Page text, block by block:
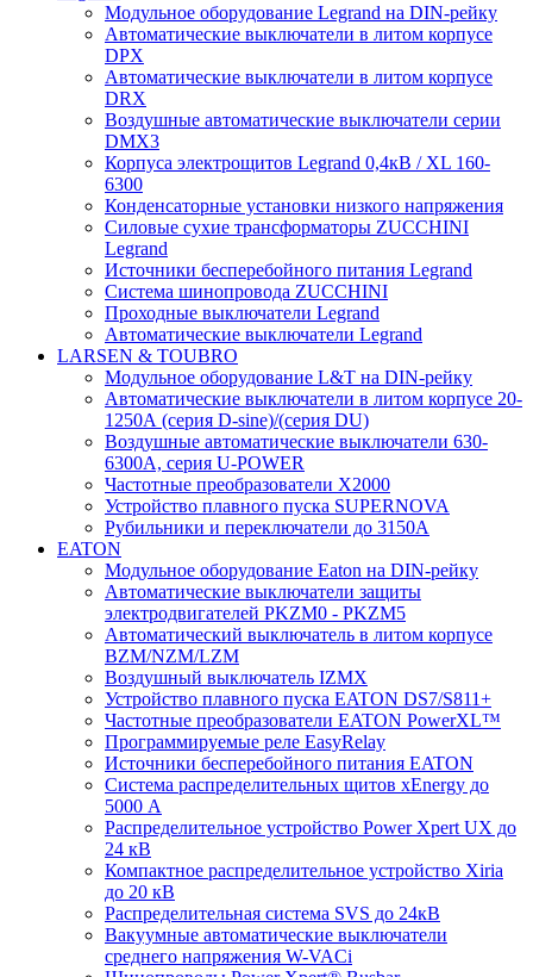
Модульное оборудование Legrand на DIN-рейку
Автоматические выключатели в литом корпусе
DPX
Автоматические выключатели в литом корпусе
DRX
Воздушные автоматические выключатели серии
DMX3
Корпуса электрощитов Legrand 0,4кВ / XL 160-
6300
Конденсаторные установки низкого напряжения
Силовые сухие трансформаторы ZUCCHINI
Legrand
Источники бесперебойного питания Legrand
Система шинопровода ZUCCHINI
Проходные выключатели Legrand
Автоматические выключатели Legrand
LARSEN & TOUBRO
Модульное оборудование L&T на DIN-рейку
Автоматические выключатели в литом корпусе 20-
1250А (серия D-sine)/(серия DU)
Воздушные автоматические выключатели 630-
6300А, серия U-POWER
Частотные преобразователи X2000
Устройство плавного пуска SUPERNOVA
Рубильники и переключатели до 3150А
EATON
Модульное оборудование Eaton на DIN-рейку
Автоматические выключатели защиты
электродвигателей PKZM0 - PKZM5
Автоматический выключатель в литом корпусе
BZM/NZM/LZM
Воздушный выключатель IZMX
Устройство плавного пуска EATON DS7/S811+
Частотные преобразователи EATON PowerXL™
Программируемые реле EasyRelay
Источники бесперебойного питания EATON
Система распределительных щитов xEnergy до
5000 А
Распределительное устройство Power Xpert UX до
24 кВ
Компактное распределительное устройство Xiria
до 20 кВ
Распределительная система SVS до 24кВ
Вакуумные автоматические выключатели
среднего напряжения W-VACi